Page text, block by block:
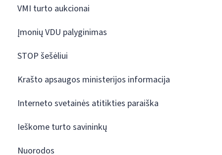
VMI turto aukcionai
Įmonių VDU palyginimas
STOP šešėliui
Krašto apsaugos ministerijos informacija
Interneto svetainės atitikties paraiška
Ieškome turto savininkų
Nuorodos